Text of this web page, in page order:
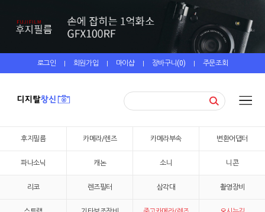
로그인 | 회원가입 | 마이샵 | 장바구니(0) | 주문조회
후지필름 카메라/렌즈 카메라부속 변환어댑터
파나소닉 캐논 소니 니콘
리코 렌즈필터 삼각대 촬영장비